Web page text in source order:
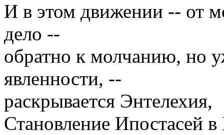
И в этом движении -- от
дело --
обратно к молчанию, но
явленности, --
раскрывается Энтелехия,
Становление Ипостасей